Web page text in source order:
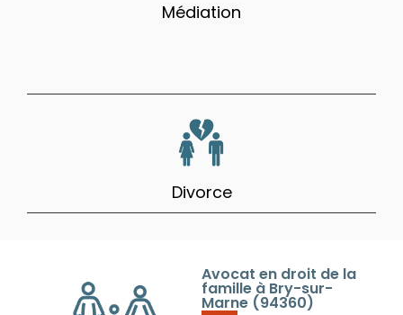
Médiation
Divorce
Avocat en droit de la
famille à Bry-sur-
Marne (94360)